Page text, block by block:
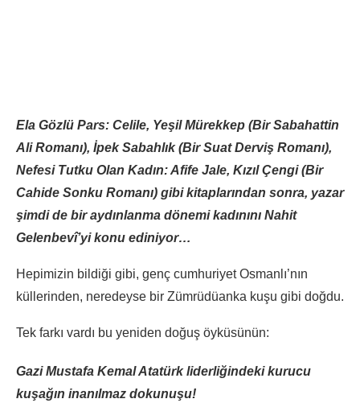
Ela Gözlü Pars: Celile, Yeşil Mürekkep (Bir Sabahattin
Ali Romanı), İpek Sabahlık (Bir Suat Derviş Romanı),
Nefesi Tutku Olan Kadın: Afife Jale, Kızıl Çengi (Bir
Cahide Sonku Romanı) gibi kitaplarından sonra, yazar
şimdi de bir aydınlanma dönemi kadınını Nahit
Gelenbevî’yi konu ediniyor…
Hepimizin bildiği gibi, genç cumhuriyet Osmanlı’nın
küllerinden, neredeyse bir Zümrüdüanka kuşu gibi doğdu.
Tek farkı vardı bu yeniden doğuş öyküsünün:
Gazi Mustafa Kemal Atatürk liderliğindeki kurucu
kuşağın inanılmaz dokunuşu!